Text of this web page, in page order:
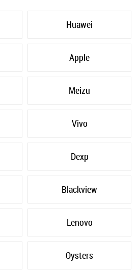
Huawei
Apple
Meizu
Vivo
Dexp
Blackview
Lenovo
Oysters